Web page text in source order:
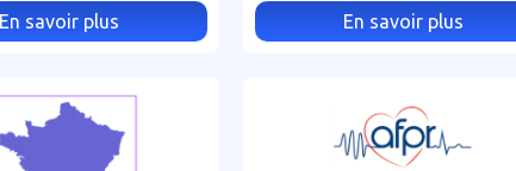
En savoir plus En savoir plus